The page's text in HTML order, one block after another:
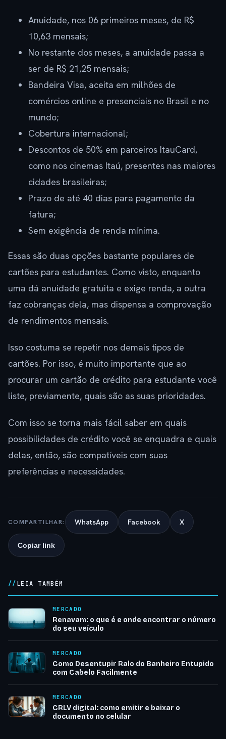
Anuidade, nos 06 primeiros meses, de R$
10,63 mensais;
No restante dos meses, a anuidade passa a
ser de R$ 21,25 mensais;
Bandeira Visa, aceita em milhões de
comércios online e presenciais no Brasil e no
mundo;
Cobertura internacional;
Descontos de 50% em parceiros ItauCard,
como nos cinemas Itaú, presentes nas maiores
cidades brasileiras;
Prazo de até 40 dias para pagamento da
fatura;
Sem exigência de renda mínima.
Essas são duas opções bastante populares de
cartões para estudantes. Como visto, enquanto
uma dá anuidade gratuita e exige renda, a outra
faz cobranças dela, mas dispensa a comprovação
de rendimentos mensais.
Isso costuma se repetir nos demais tipos de
cartões. Por isso, é muito importante que ao
procurar um cartão de crédito para estudante você
liste, previamente, quais são as suas prioridades.
Com isso se torna mais fácil saber em quais
possibilidades de crédito você se enquadra e quais
delas, então, são compatíveis com suas
preferências e necessidades.
COMPARTILHAR: WhatsApp Facebook X
Copiar link
LEIA TAMBÉM
MERCADO
Renavam: o que é e onde encontrar o número
do seu veículo
MERCADO
Como Desentupir Ralo do Banheiro Entupido
com Cabelo Facilmente
MERCADO
CRLV digital: como emitir e baixar o
documento no celular